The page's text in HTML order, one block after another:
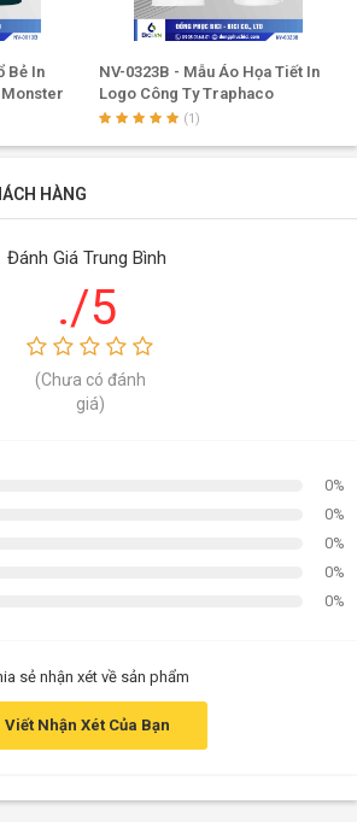
Bẻ In
NV-0323B - Mẫu Áo Họa Tiết In
Logo Công Ty Traphaco
(1)
HÀNG
Đánh Giá Trung Bình
./5
(Chưa có đánh
giá)
0%
0%
0%
0%
0%
sẻ nhận xét về sản phẩm
Viết Nhận Xét Của Bạn